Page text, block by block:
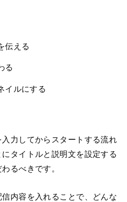
伝える
る
イルにする
力してからスタートする流れ
タイトルと説明文を設定する
るべきです。
内容を入れることで、どんな